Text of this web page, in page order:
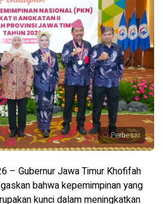
Perbesar
– Gubernur Jawa Timur Khofifah
bahwa kepemimpinan yang
kunci dalam meningkatkan